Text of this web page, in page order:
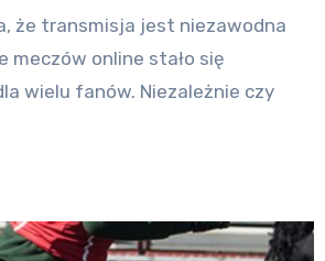
że transmisja jest niezawodna
meczów online stało się
wielu fanów. Niezależnie czy